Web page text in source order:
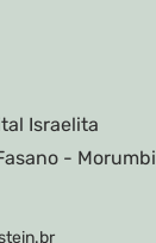
Israelita
- Morumbi